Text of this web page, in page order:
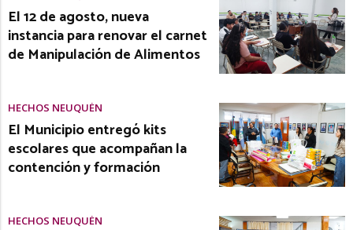
El 12 de agosto, nueva
instancia para renovar el carnet
de Manipulación de Alimentos
HECHOS NEUQUÉN
El Municipio entregó kits
escolares que acompañan la
contención y formación
HECHOS NEUQUÉN